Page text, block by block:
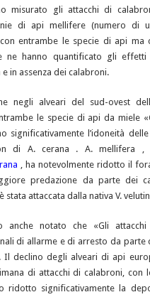
misurato gli attacchi di
di api mellifere (numero di
entrambe le specie di api ma
ne hanno quantificato gli effetti
in assenza dei calabroni.
negli alveari del sud-ovest
le specie di api da miele
significativamente l’idoneità
di A. cerana . A. mellifera ,
, ha notevolmente ridotto il
predazione da parte dei
stata attaccata dalla nativa V.
anche notato che «Gli
di allarme e di arresto da parte
Il declino degli alveari di api
di attacchi di calabroni, con
ridotto significativamente la